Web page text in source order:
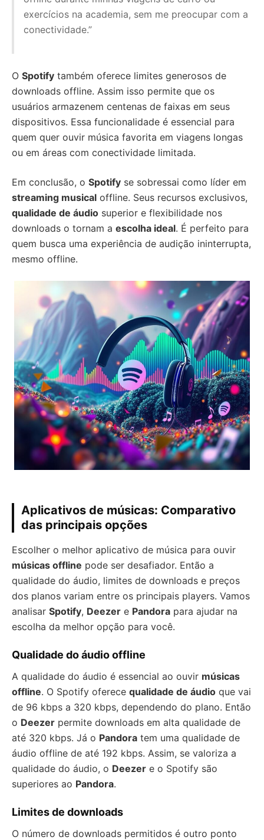
exercícios na academia, sem me preocupar com a
conectividade.”
O Spotify também oferece limites generosos de
downloads offline. Assim isso permite que os
usuários armazenem centenas de faixas em seus
dispositivos. Essa funcionalidade é essencial para
quem quer ouvir música favorita em viagens longas
ou em áreas com conectividade limitada.
Em conclusão, o Spotify se sobressai como líder em
streaming musical offline. Seus recursos exclusivos,
qualidade de áudio superior e flexibilidade nos
downloads o tornam a escolha ideal. É perfeito para
quem busca uma experiência de audição ininterrupta,
mesmo offline.
Aplicativos de músicas: Comparativo
das principais opções
Escolher o melhor aplicativo de música para ouvir
músicas offline pode ser desafiador. Então a
qualidade do áudio, limites de downloads e preços
dos planos variam entre os principais players. Vamos
analisar Spotify, Deezer e Pandora para ajudar na
escolha da melhor opção para você.
Qualidade do áudio offline
A qualidade do áudio é essencial ao ouvir músicas
offline. O Spotify oferece qualidade de áudio que vai
de 96 kbps a 320 kbps, dependendo do plano. Então
o Deezer permite downloads em alta qualidade de
até 320 kbps. Já o Pandora tem uma qualidade de
áudio offline de até 192 kbps. Assim, se valoriza a
qualidade do áudio, o Deezer e o Spotify são
superiores ao Pandora.
Limites de downloads
O número de downloads permitidos é outro ponto